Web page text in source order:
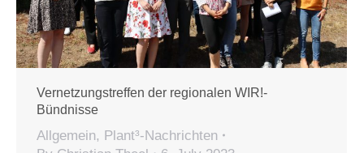
Vernetzungstreffen der regionalen WIR!-
Bündnisse
Allgemein, Plant³-Nachrichten